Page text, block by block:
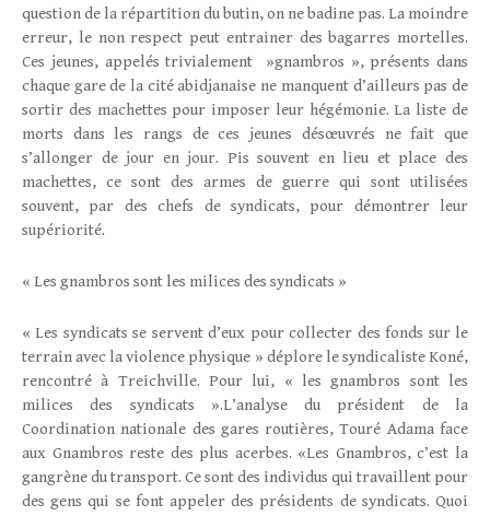
question de la répartition du butin, on ne badine pas. La moindre
erreur, le non respect peut entrainer des bagarres mortelles.
Ces jeunes, appelés trivialement »gnambros », présents dans
chaque gare de la cité abidjanaise ne manquent d’ailleurs pas de
sortir des machettes pour imposer leur hégémonie. La liste de
morts dans les rangs de ces jeunes désœuvrés ne fait que
s’allonger de jour en jour. Pis souvent en lieu et place des
machettes, ce sont des armes de guerre qui sont utilisées
souvent, par des chefs de syndicats, pour démontrer leur
supériorité.
« Les gnambros sont les milices des syndicats »
« Les syndicats se servent d’eux pour collecter des fonds sur le
terrain avec la violence physique » déplore le syndicaliste Koné,
rencontré à Treichville. Pour lui, « les gnambros sont les
milices des syndicats ».L’analyse du président de la
Coordination nationale des gares routières, Touré Adama face
aux Gnambros reste des plus acerbes. «Les Gnambros, c’est la
gangrène du transport. Ce sont des individus qui travaillent pour
des gens qui se font appeler des présidents de syndicats. Quoi